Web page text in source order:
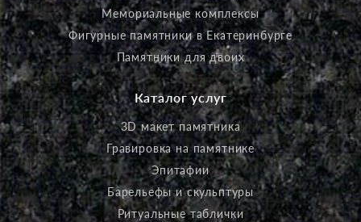
Мемориальные комплексы
Фигурные памятники в Екатеринбурге
Памятники для двоих
Каталог услуг
3D макет памятника
Гравировка на памятнике
Эпитафии
Барельефы и скульптуры
Ритуальные таблички